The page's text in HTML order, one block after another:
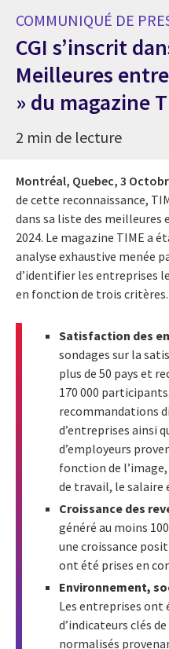
COMMUNIQUÉ DE
CGI s’inscrit
Meilleures
» du magazine
2 min de lecture
Montréal, Quebec, 3
de cette reconnaissance,
dans sa liste des meilleures
2024. Le magazine TIME a
analyse exhaustive menée
d’identifier les entreprises
en fonction de trois critères.
Satisfaction des
sondages sur la
plus de 50 pays et
170 000
recommandations
d’entreprises ainsi
d’employeurs
fonction de
de travail, le salaire
Croissance des
généré au moins
une croissance
ont été prises en
Environnement,
Les entreprises ont
d’indicateurs clés
normalisés